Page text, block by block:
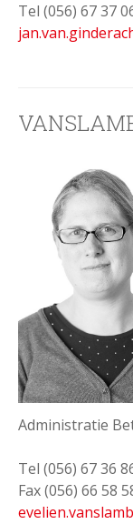
Tel (056) 67 37
Administratie
Tel (056) 67 36
Fax (056) 66 58